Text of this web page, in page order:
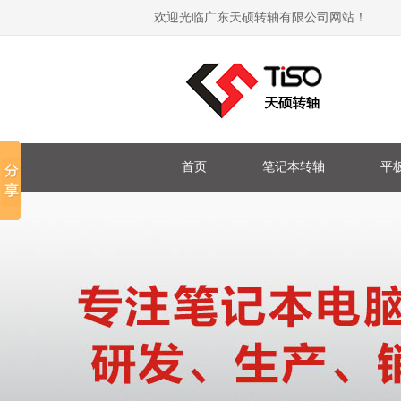
欢迎光临广东天硕转轴有限公司网站！
首页 笔记本转轴 平